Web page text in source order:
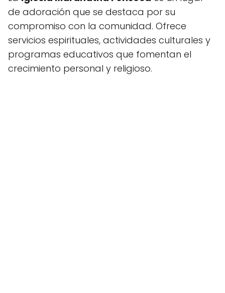
de adoración que se destaca por su
compromiso con la comunidad. Ofrece
servicios espirituales, actividades culturales y
programas educativos que fomentan el
crecimiento personal y religioso.